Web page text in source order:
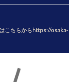
こちらからhttps://osaka-